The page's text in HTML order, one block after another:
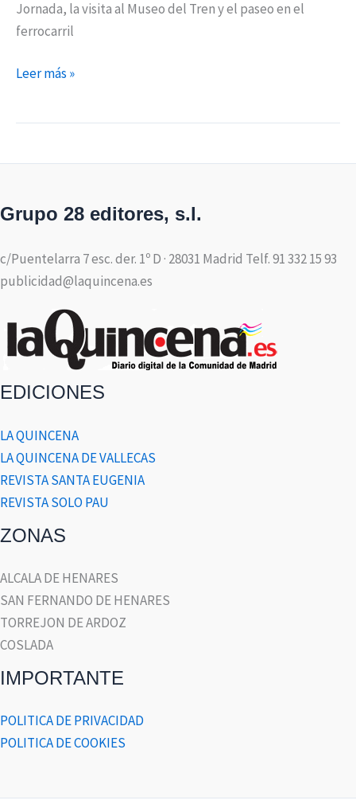
Jornada, la visita al Museo del Tren y el paseo en el
ferrocarril
Leer más »
Grupo 28 editores, s.l.
c/Puentelarra 7 esc. der. 1º D · 28031 Madrid Telf. 91 332 15 93
publicidad@laquincena.es
EDICIONES
LA QUINCENA
LA QUINCENA DE VALLECAS
REVISTA SANTA EUGENIA
REVISTA SOLO PAU
ZONAS
ALCALA DE HENARES
SAN FERNANDO DE HENARES
TORREJON DE ARDOZ
COSLADA
IMPORTANTE
POLITICA DE PRIVACIDAD
POLITICA DE COOKIES